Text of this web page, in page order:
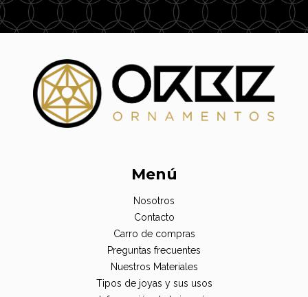
Menú
Nosotros
Contacto
Carro de compras
Preguntas frecuentes
Nuestros Materiales
Tipos de joyas y sus usos